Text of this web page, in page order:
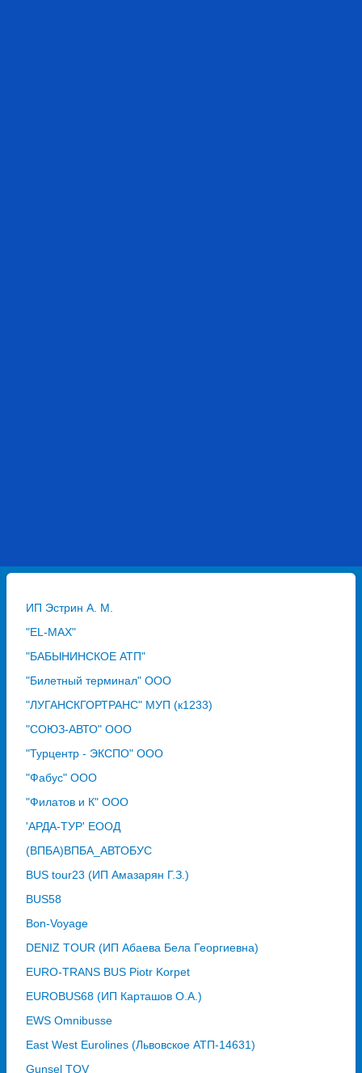
ИП Эстрин А. М.
"EL-MAX"
"БАБЫНИНСКОЕ АТП"
"Билетный терминал" ООО
"ЛУГАНСКГОРТРАНС" МУП (к1233)
"СОЮЗ-АВТО" ООО
"Турцентр - ЭКСПО" ООО
"Фабус" ООО
"Филатов и К" ООО
'АРДА-ТУР' ЕООД
(ВПБА)ВПБА_АВТОБУС
BUS tour23 (ИП Амазарян Г.З.)
BUS58
Bon-Voyage
DENIZ TOUR (ИП Абаева Бела Георгиевна)
EURO-TRANS BUS Piotr Korpet
EUROBUS68 (ИП Карташов О.А.)
EWS Omnibusse
East West Eurolines (Львовское АТП-14631)
Gunsel TOV